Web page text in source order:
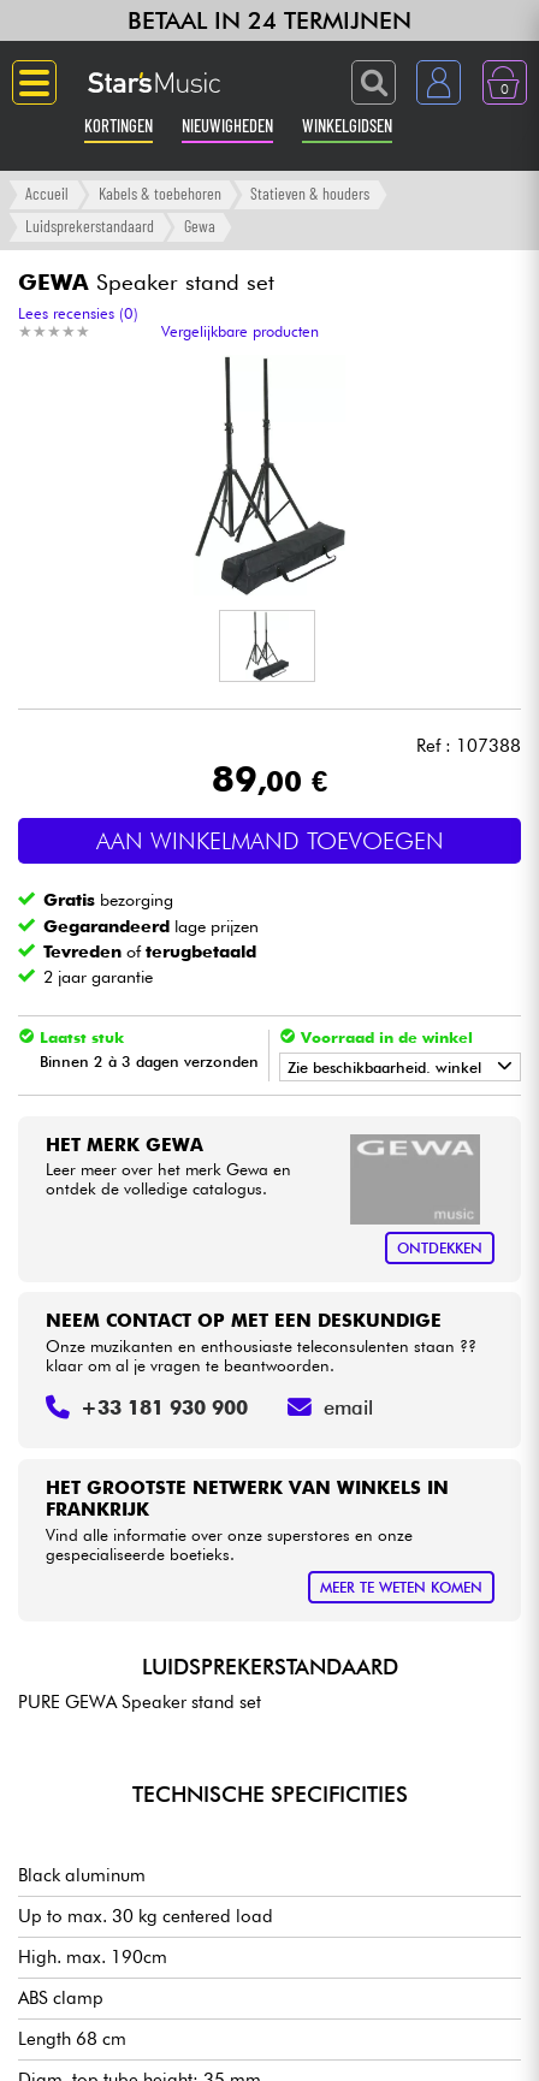
BETAAL IN 24 TERMIJNEN
0
KORTINGEN NIEUWIGHEDEN WINKELGIDSEN
Langue
Versterker & Effecten
Toetsenbord & Piano
Synths & samplers
Licht
Blaasinstrument
Kinderen
Kabels & toebehoren
HiFi
Bekijk onze merken
Accueil Kabels & toebehoren
Statieven & houders
Luidsprekerstandaard
Gewa
GEWA Speaker stand set
★ ★ ★ ★ ★
★ ★ ★ ★ ★
Lees recensies (0)
Vergelijkbare producten
Ref : 107388
89,00 €
AAN WINKELMAND TOEVOEGEN
Gratis bezorging
Gegarandeerd lage prijzen
Tevreden ofterugbetaald
2 jaar garantie
Laatst stuk
Binnen 2 à 3 dagen verzonden
Voorraad in de winkel
Zie beschikbaarheid. winkel
HET MERK GEWA
Leer meer over het merk Gewa en
ontdek de volledige catalogus.
ONTDEKKEN
HET GROOTSTE NETWERK VAN WINKELS IN
FRANKRIJK
Vind alle informatie over onze superstores en onze
gespecialiseerde boetieks.
MEER TE WETEN KOMEN
NEEM CONTACT OP MET EEN DESKUNDIGE
Onze muzikanten en enthousiaste teleconsulenten staan ??
klaar om al je vragen te beantwoorden.
+33 181 930 900 email
LUIDSPREKERSTANDAARD
PURE GEWA Speaker stand set
TECHNISCHE SPECIFICITIES
Black aluminum
Up to max. 30 kg centered load
High. max. 190cm
ABS clamp
Length 68 cm